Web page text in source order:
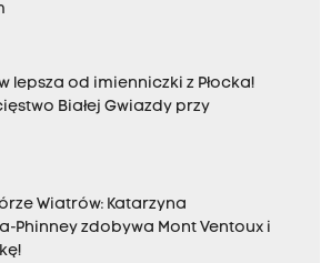
lepsza od imienniczki z Płocka!
Białej Gwiazdy przy
Wiatrów: Katarzyna
Phinney zdobywa Mont Ventoux i